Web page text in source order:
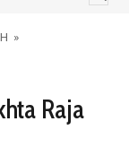
»
Raja